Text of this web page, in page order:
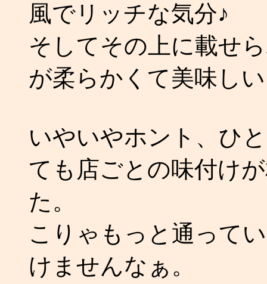
風でリッチな気分♪
そしてその上に載せ
が柔らかくて美味し
いやいやホント、ひ
ても店ごとの味付け
た。
こりゃもっと通って
けませんなぁ。